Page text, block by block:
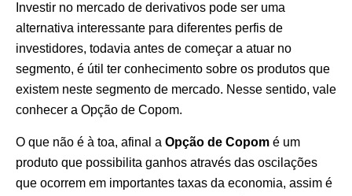
Investir no mercado de derivativos pode ser uma
alternativa interessante para diferentes perfis de
investidores, todavia antes de começar a atuar no
segmento, é útil ter conhecimento sobre os produtos que
existem neste segmento de mercado. Nesse sentido, vale
conhecer a Opção de Copom.
O que não é à toa, afinal a Opção de Copom é um
produto que possibilita ganhos através das oscilações
que ocorrem em importantes taxas da economia, assim é